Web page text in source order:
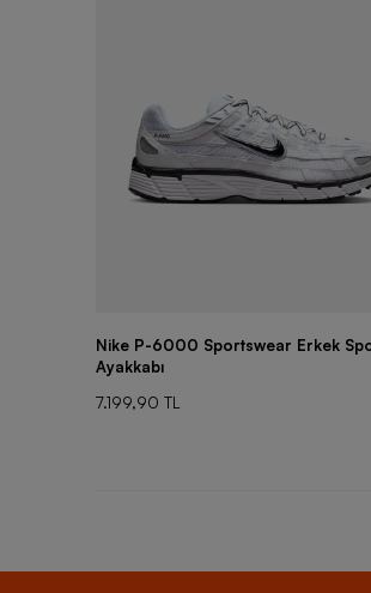
Nike P-6000 Sportswear Erkek
Ayakkabı
7.199,90 TL